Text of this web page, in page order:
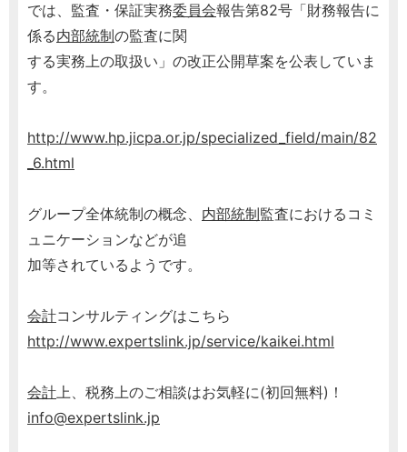
では、監査・保証実務委員会報告第82号「財務報告に
係る内部統制の監査に関
する実務上の取扱い」の改正公開草案を公表していま
す。
http://www.hp.jicpa.or.jp/specialized_field/main/82
_6.html
グループ全体統制の概念、 内部統制監査におけるコミ
ュニケーションなどが追
加等されているようです。
会計コンサルティングはこちら
http://www.expertslink.jp/service/kaikei.html
会計上、税務上のご相談はお気軽に(初回無料)！
info@expertslink.jp